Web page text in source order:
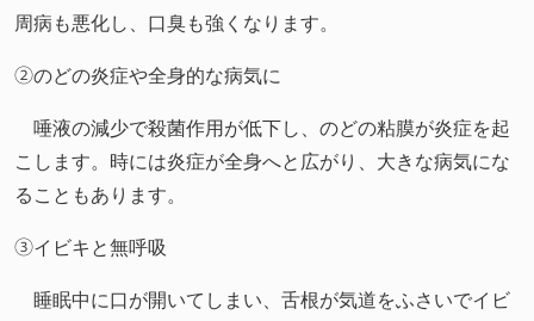
周病も悪化し、口臭も強くなります。
②のどの炎症や全身的な病気に
唾液の減少で殺菌作用が低下し、のどの粘膜が炎症を起
こします。時には炎症が全身へと広がり、大きな病気にな
ることもあります。
③イビキと無呼吸
睡眠中に口が開いてしまい、舌根が気道をふさいでイビ